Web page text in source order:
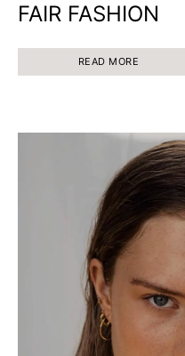
FAIR FASHION
READ MORE